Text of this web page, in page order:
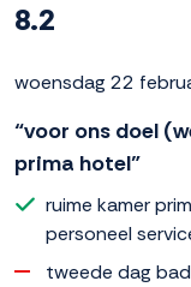
8.2
woensdag 22
“voor ons doel
prima hotel”
ruime kamer
personeel
tweede dag